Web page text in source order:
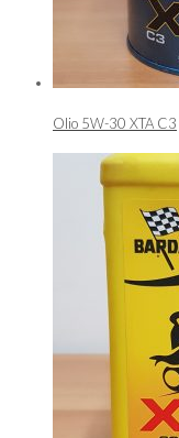
Olio 5W-30 XTA C3